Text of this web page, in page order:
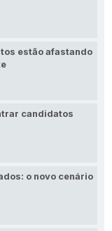
estão afastando
candidatos
o novo cenário